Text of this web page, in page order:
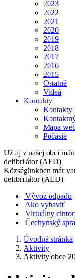
2023
2022
2021
2020
2019
2018
2017
2016
2015
Ostatné
Videá
Kontakty
Kontakty
Mapa
Počasie
Už aj v našej obci
defibrilátor (AED)
Községünkben már
defibrillátor (AED)
Vývoz odpadu
Ako vybaviť
Virtuálny
Čechynský
Úvodná stránka
Aktivity
Aktivity obce